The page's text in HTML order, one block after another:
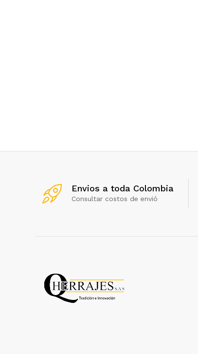
Envios a toda Colombia
Consultar costos de envió